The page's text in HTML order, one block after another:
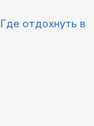
Где отдохнуть в